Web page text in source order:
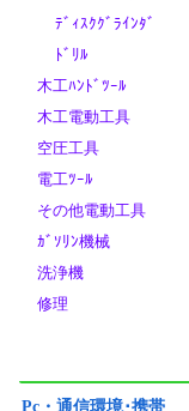
ﾃﾞｨｽｸｸﾞﾗｲﾝﾀﾞ
ﾄﾞﾘﾙ
木工ﾊﾝﾄﾞﾂｰﾙ
木工電動工具
空圧工具
電工ﾂｰﾙ
その他電動工具
ｶﾞｿﾘﾝ機械
洗浄機
修理
Pc・通信環境･携帯